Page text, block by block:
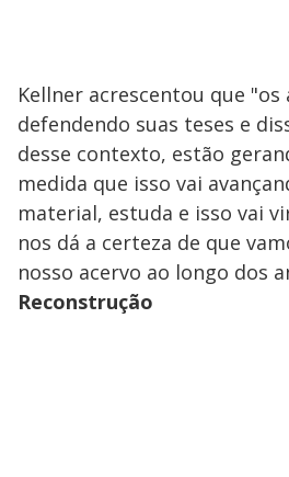
Kellner acrescentou que "os
defendendo suas teses e
desse contexto, estão
medida que isso vai
material, estuda e isso vai
nos dá a certeza de que
nosso acervo ao longo dos
Reconstrução